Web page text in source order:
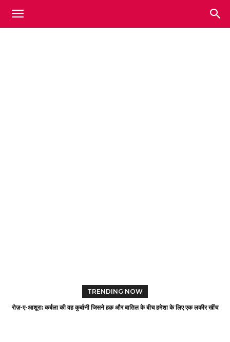
TRENDING NOW
रोज़-ए-आशूरा: कर्बला की वह कुर्बानी जिसने हक़ और बातिल के बीच हमेशा के लिए एक लकीर खींच